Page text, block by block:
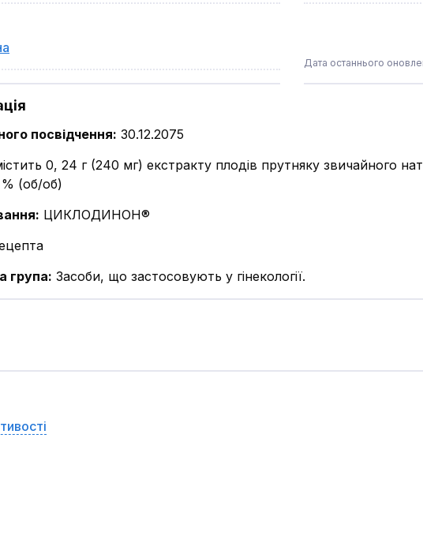
Дата останнього
посвідчення: 30.12.2075
0, 24 г (240 мг) екстракту плодів прутняку звичайного
(об/об)
: ЦИКЛОДИНОН®
група: Засоби, що застосовують у гінекології.